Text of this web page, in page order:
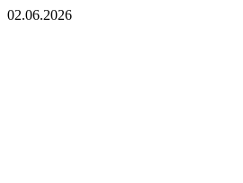
02.06.2026